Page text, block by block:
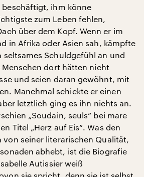
beschäftigt, ihm könne
zum Leben fehlen,
über dem Kopf. Wenn er im
in Afrika oder Asien sah, kämpfte
seltsames Schuldgefühl an und
Menschen dort hätten nicht
und seien daran gewöhnt, mit
Manchmal schickte er einen
letztlich ging es ihn nichts an.
„Soudain, seuls“ bei mare
Titel „Herz auf Eis“. Was den
von seiner literarischen Qualität,
abhebt, ist die Biografie
Autissier weiß